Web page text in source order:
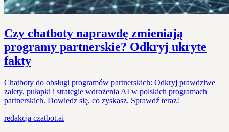
Czy chatboty naprawdę zmieniają
programy partnerskie? Odkryj ukryte
fakty
Chatboty do obsługi programów partnerskich: Odkryj prawdziwe
zalety, pułapki i strategie wdrożenia AI w polskich programach
partnerskich. Dowiedz się, co zyskasz. Sprawdź teraz!
redakcja czatbot.ai